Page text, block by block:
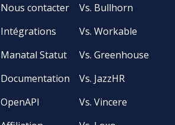
Nous contacter
Intégrations
Manatal Statut
Documentation
OpenAPI
Vs. Bullhorn
Vs. Workable
Vs. Greenhouse
Vs. JazzHR
Vs. Vincere